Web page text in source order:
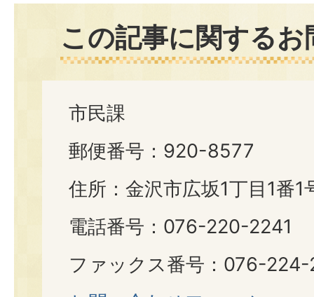
この記事に関する
市民課
郵便番号：920-8577
住所：金沢市広坂1丁目1番1
電話番号：076-220-2241
ファックス番号：076-